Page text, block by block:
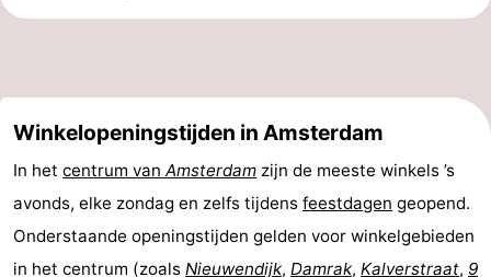
Winkelopeningstijden in Amsterdam
In het centrum van Amsterdam zijn de meeste winkels ’s
avonds, elke zondag en zelfs tijdens feestdagen geopend.
Onderstaande openingstijden gelden voor winkelgebieden
in het centrum (zoals Nieuwendijk, Damrak, Kalverstraat, 9